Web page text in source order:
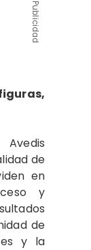
Publicidad
de
en
y
de
y la